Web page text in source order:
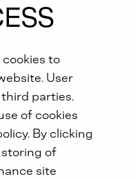
a benzínové
výkon,
a
z úspešného
výkon
to
User
parties.
of cookies
By clicking
storing of
site